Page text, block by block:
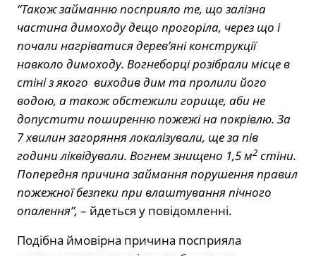
“Також займанню посприяло те, що залізна
частина димоходу дещо прогоріла, через що і
почали нагріватися дерев’яні конструкції
навколо димоходу. Вогнеборці розібрали місце в
стіні з якого виходив дим та пролили його
водою, а також обстежили горище, аби не
допустити поширенню пожежі на покрівлю. За
7 хвилин загоряння локалізували, ще за пів
години ліквідували. Вогнем знищено 1,5 м2 стіни.
Попередня причина займання порушення правил
пожежної безпеки при влаштування пічного
опалення”, – йдеться у повідомленні.
Подібна ймовірна причина посприяла